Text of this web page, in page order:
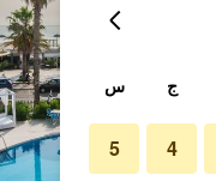
ج س
4
5